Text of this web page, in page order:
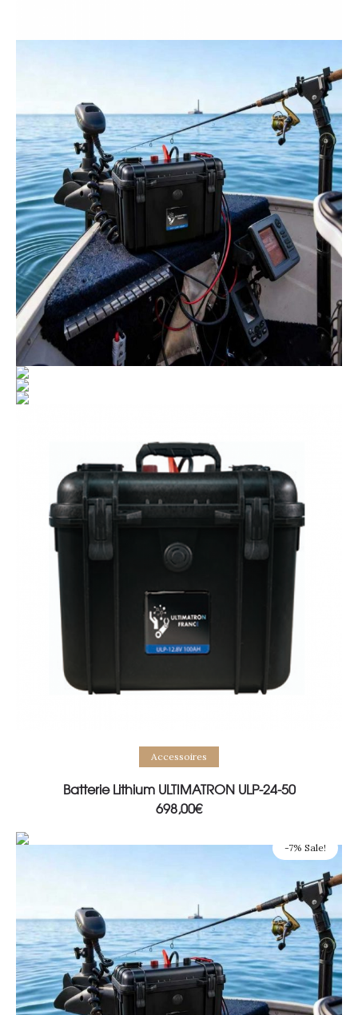
Add to basket
Accessoires
Batterie Lithium ULTIMATRON ULP-24-50
698,00€
-7% Sale!